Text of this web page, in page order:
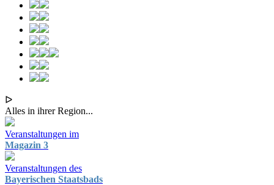
ᐅ
Alles in ihrer Region...
Veranstaltungen im
Magazin 3
Veranstaltungen des
Bayerischen Staatsbads